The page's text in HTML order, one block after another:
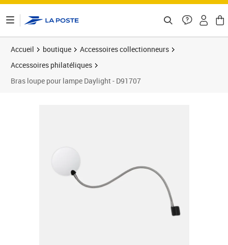
Accueil boutique
Accessoires collectionneurs
Accessoires philatéliques
Bras loupe pour lampe Daylight - D91707